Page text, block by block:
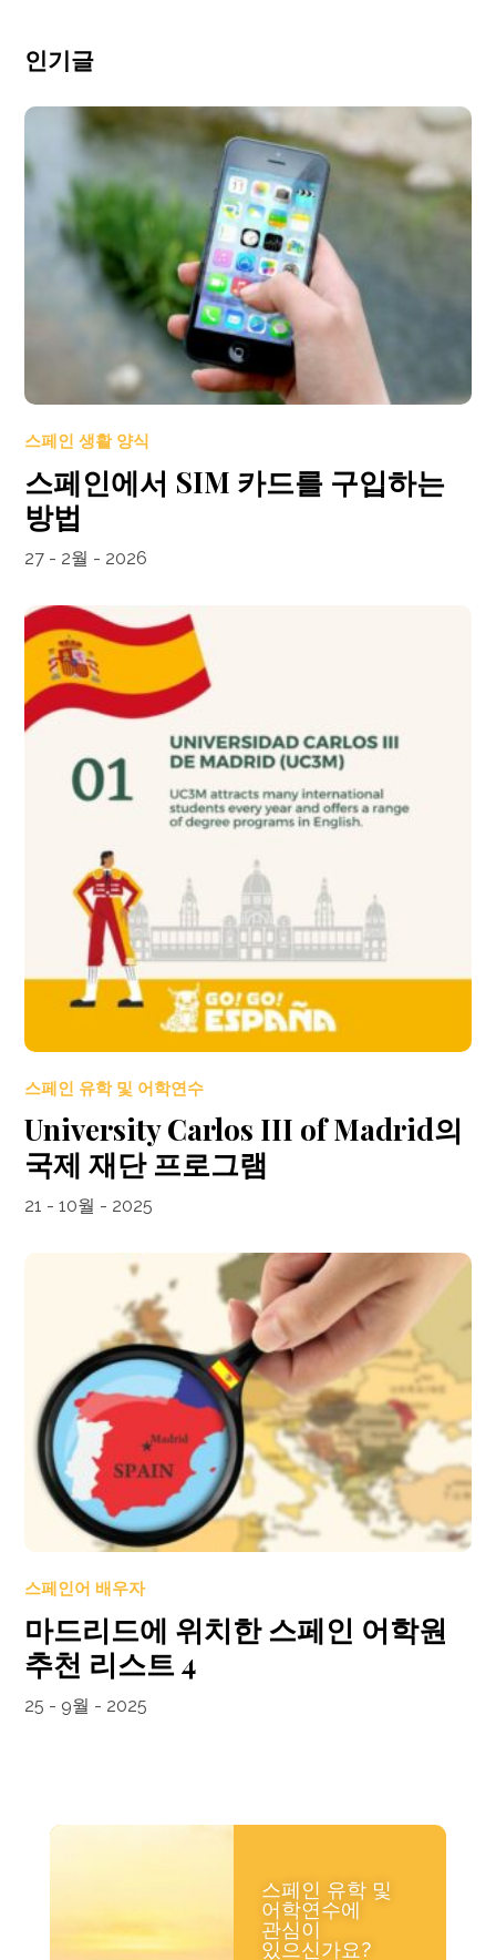
인기글
스페인 생활 양식
스페인에서 SIM 카드를 구입하는
방법
27 - 2월 - 2026
스페인 유학 및 어학연수
University Carlos III of Madrid의
국제 재단 프로그램
21 - 10월 - 2025
스페인어 배우자
마드리드에 위치한 스페인 어학원
추천 리스트 4
25 - 9월 - 2025
스페인 유학 및
어학연수에
관심이
있으신가요?